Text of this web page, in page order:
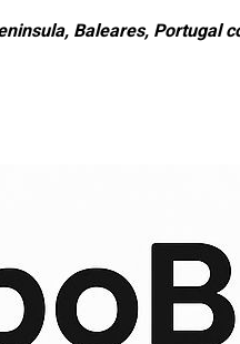
Baleares, Portugal